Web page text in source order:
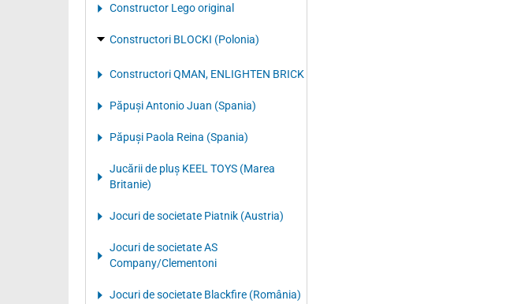
Constructor Lego original
Constructori BLOCKI (Polonia)
Constructori QMAN, ENLIGHTEN BRICK
Păpuși Antonio Juan (Spania)
Păpuși Paola Reina (Spania)
Jucării de pluș KEEL TOYS (Marea
Britanie)
Jocuri de societate Piatnik (Austria)
Jocuri de societate AS
Company/Clementoni
Jocuri de societate Blackfire (România)